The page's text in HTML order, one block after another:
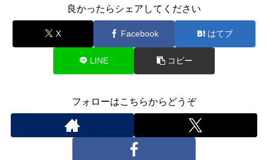
良かったらシェアしてください
X Facebook はてブ
LINE コピー
フォローはこちらからどうぞ